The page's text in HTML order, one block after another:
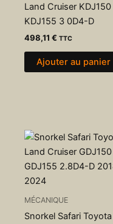
Land Cruiser KDJ150
KDJ155 3 0D4-D
498,11 € TTC
Ajouter au panier
MÉCANIQUE
Snorkel Safari Toyota